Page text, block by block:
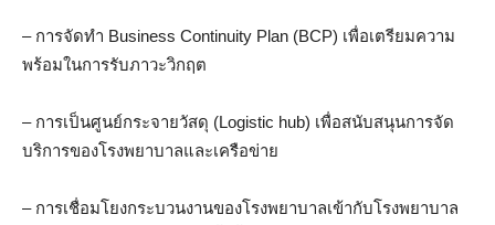
– การจัดทำ Business Continuity Plan (BCP) เพื่อเตรียมความ
พร้อมในการรับภาวะวิกฤต
– การเป็นศูนย์กระจายวัสดุ (Logistic hub) เพื่อสนับสนุนการจัด
บริการของโรงพยาบาลและเครือข่าย
– การเชื่อมโยงกระบวนงานของโรงพยาบาลเข้ากับโรงพยาบาล